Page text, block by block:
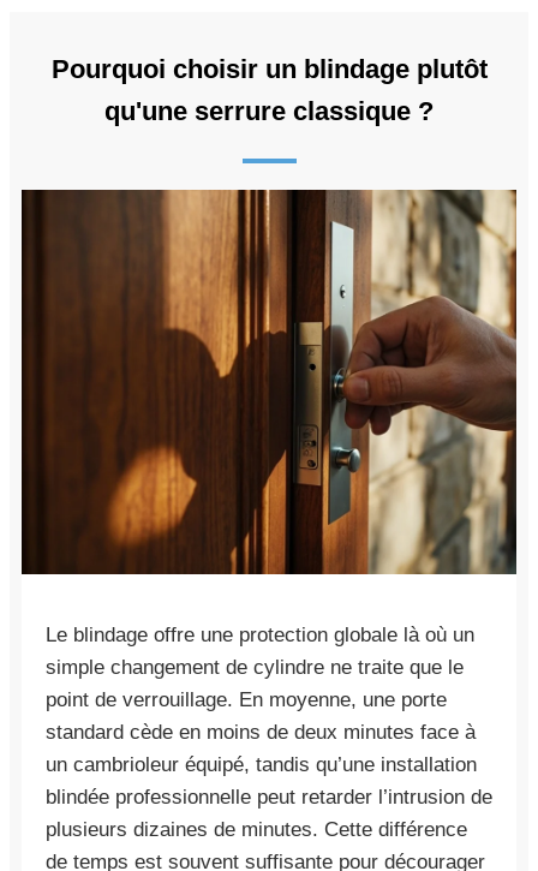
Pourquoi choisir un blindage plutôt
qu'une serrure classique ?
Le blindage offre une protection globale là où un
simple changement de cylindre ne traite que le
point de verrouillage. En moyenne, une porte
standard cède en moins de deux minutes face à
un cambrioleur équipé, tandis qu’une installation
blindée professionnelle peut retarder l’intrusion de
plusieurs dizaines de minutes. Cette différence
de temps est souvent suffisante pour décourager